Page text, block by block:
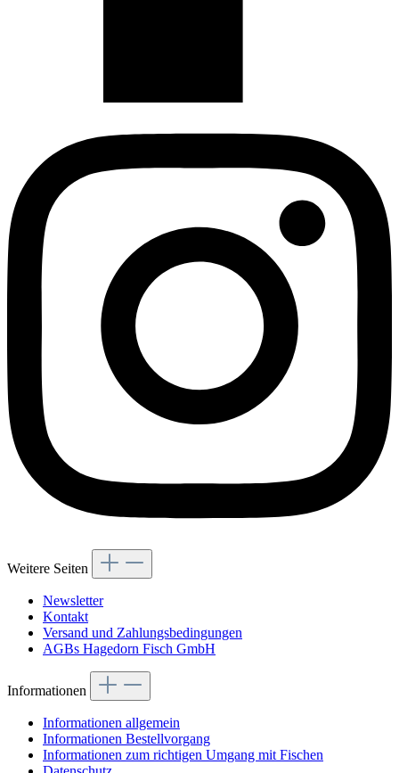
Weitere Seiten
Newsletter
Kontakt
Versand und Zahlungsbedingungen
AGBs Hagedorn Fisch GmbH
Informationen
Informationen allgemein
Informationen Bestellvorgang
Informationen zum richtigen Umgang mit Fischen